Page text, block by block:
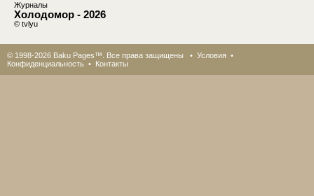
Журналы
Холодомор - 2026
© tvlyu
© 1998-2026 Baku Pages™. Все права защищены • Условия •
Конфиденциальность • Контакты